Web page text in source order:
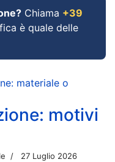
Chiama +39
è quale delle
materiale o
motivi
27 Luglio 2026